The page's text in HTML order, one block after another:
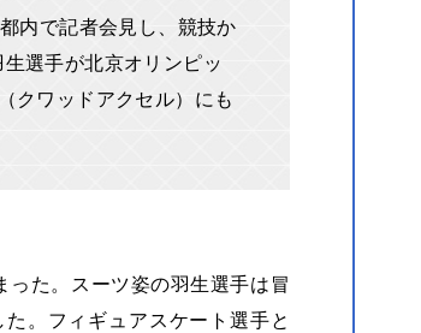
内で記者会見し、競技か
選手が北京オリンピッ
クワッドアクセル）にも
った。スーツ姿の羽生選手は冒
。フィギュアスケート選手と